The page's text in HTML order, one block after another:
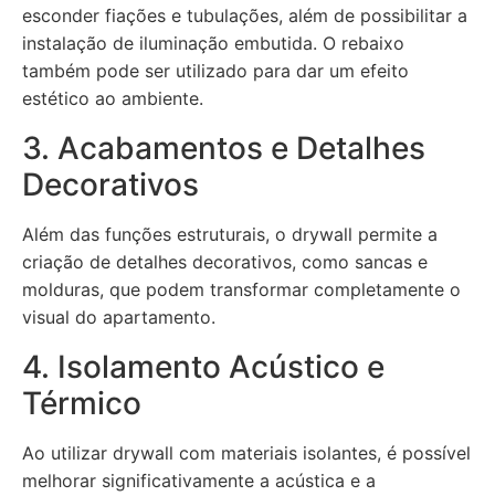
esconder fiações e tubulações, além de possibilitar a
instalação de iluminação embutida. O rebaixo
também pode ser utilizado para dar um efeito
estético ao ambiente.
3. Acabamentos e Detalhes
Decorativos
Além das funções estruturais, o drywall permite a
criação de detalhes decorativos, como sancas e
molduras, que podem transformar completamente o
visual do apartamento.
4. Isolamento Acústico e
Térmico
Ao utilizar drywall com materiais isolantes, é possível
melhorar significativamente a acústica e a